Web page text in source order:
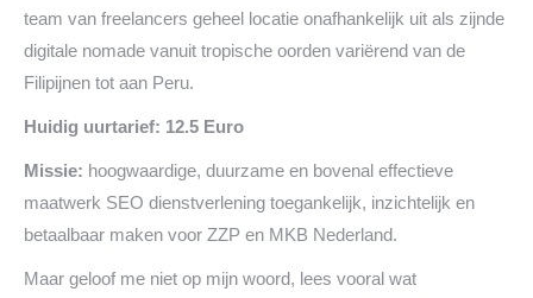
team van freelancers geheel locatie onafhankelijk uit als zijnde
digitale nomade vanuit tropische oorden variërend van de
Filipijnen tot aan Peru.
Huidig uurtarief: 12.5 Euro
Missie: hoogwaardige, duurzame en bovenal effectieve
maatwerk SEO dienstverlening toegankelijk, inzichtelijk en
betaalbaar maken voor ZZP en MKB Nederland.
Maar geloof me niet op mijn woord, lees vooral wat